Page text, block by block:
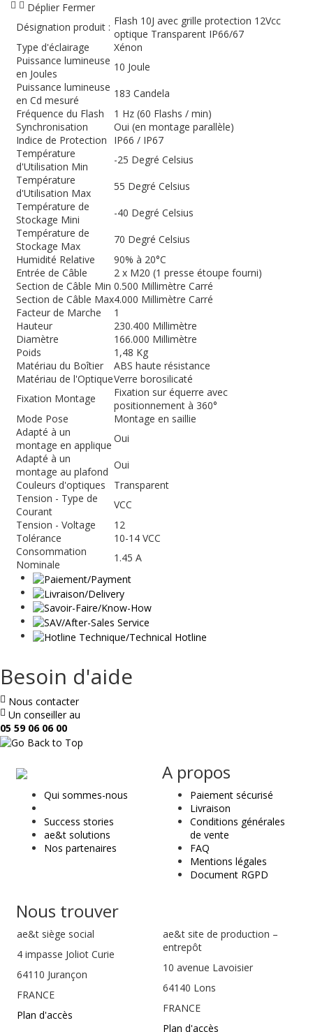
Déplier Fermer
Désignation produit : Flash 10J avec grille protection 12Vcc
optique Transparent IP66/67
Type d'éclairage
Xénon
Puissance lumineuse
en Joules
10 Joule
Puissance lumineuse
en Cd mesuré
183 Candela
Fréquence du Flash
1 Hz (60 Flashs / min)
Synchronisation
Oui (en montage parallèle)
Indice de Protection
IP66 / IP67
Température
d'Utilisation Min
-25 Degré Celsius
Température
d'Utilisation Max
55 Degré Celsius
Température de
Stockage Mini
-40 Degré Celsius
Température de
Stockage Max
70 Degré Celsius
Humidité Relative
90% à 20°C
Entrée de Câble
2 x M20 (1 presse étoupe fourni)
Section de Câble Min 0.500 Millimètre Carré
Section de Câble Max4.000 Millimètre Carré
Facteur de Marche
1
Hauteur
230.400 Millimètre
Diamètre
166.000 Millimètre
Poids
1,48 Kg
Matériau du Boîtier
ABS haute résistance
Matériau de l'OptiqueVerre borosilicaté
Fixation Montage
Fixation sur équerre avec
positionnement à 360°
Mode Pose
Montage en saillie
Adapté à un
montage en applique
Oui
Adapté à un
montage au plafond
Oui
Couleurs d'optiques
Transparent
Tension - Type de
Courant
VCC
Tension - Voltage
12
Tolérance
10-14 VCC
Consommation
Nominale
1.45 A
Besoin d'aide
Nous contacter
Un conseiller au
05 59 06 06 00
ae
&
t
Qui sommes-nous
Success stories
ae&t solutions
Nos partenaires
A propos
Paiement sécurisé
Livraison
Conditions générales
de vente
FAQ
Mentions légales
Document RGPD
Nous trouver
ae&t siège social
4 impasse Joliot Curie
64110 Jurançon
FRANCE
Plan d'accès
ae&t site de production –
entrepôt
10 avenue Lavoisier
64140 Lons
FRANCE
Plan d'accès